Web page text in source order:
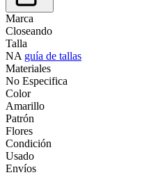
Marca
Closeando
Talla
NA guía de tallas
Materiales
No Especifica
Color
Amarillo
Patrón
Flores
Condición
Usado
Envíos